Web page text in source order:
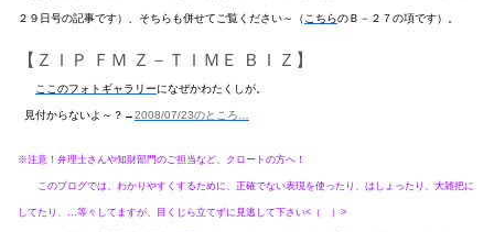
２９日号の記事です）、そちらも併せてご覧ください～（ こちらのＢ－２７の項です）。
【ＺＩＰ ＦＭ Ｚ－ＴＩＭＥ ＢＩＺ】
ここのフォトギャラリーになぜかわたくしが。
見付からないよ～？→2008/07/23のところ…
※注意！弁理士さんや知財部門のご担当など、クロートの方へ！
このブログでは、わかりやすくするために、正確でない表現を使ったり、はしょったり、大雑把に
してたり、…等々してますが、目くじら立てずに見逃して下さい<（ ）>